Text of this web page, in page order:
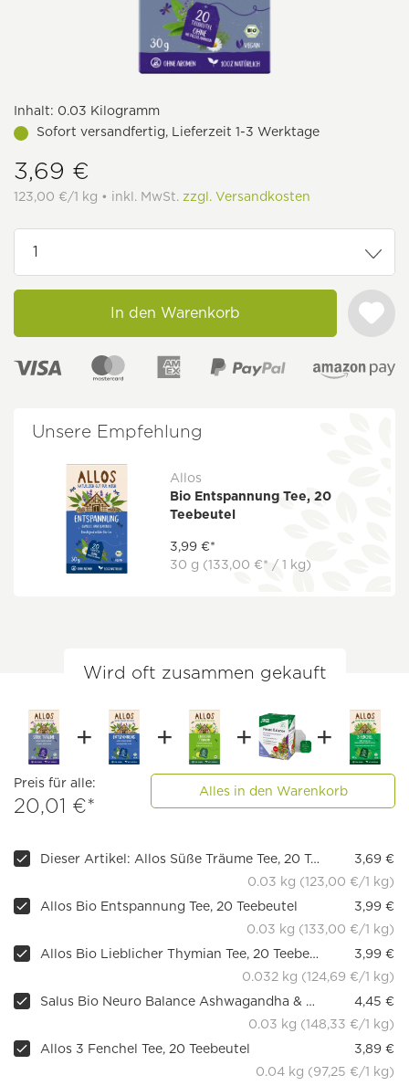
Inhalt: 0.03 Kilogramm
Sofort versandfertig, Lieferzeit 1-3 Werktage
3,69 €
123,00 €/1 kg • inkl. MwSt. zzgl. Versandkosten
In den Warenkorb
Unsere Empfehlung
Allos
Bio Entspannung Tee, 20
Teebeutel
3,99 €*
30 g (133,00 €* / 1 kg)
Wird oft zusammen gekauft
Preis für alle:
20,01 €*
Alles in den Warenkorb
Dieser Artikel: Allos Süße Träume Tee, 20 Teebeutel
3,69 €
0.03 kg (123,00 €/1 kg)
Allos Bio Entspannung Tee, 20 Teebeutel
3,99 €
0.03 kg (133,00 €/1 kg)
Allos Bio Lieblicher Thymian Tee, 20 Teebeutel
3,99 €
0.032 kg (124,69 €/1 kg)
Salus Bio Neuro Balance Ashwagandha & Hopfen Kräutertee, 15 FB
4,45 €
0.03 kg (148,33 €/1 kg)
Allos 3 Fenchel Tee, 20 Teebeutel
3,89 €
0.04 kg (97,25 €/1 kg)